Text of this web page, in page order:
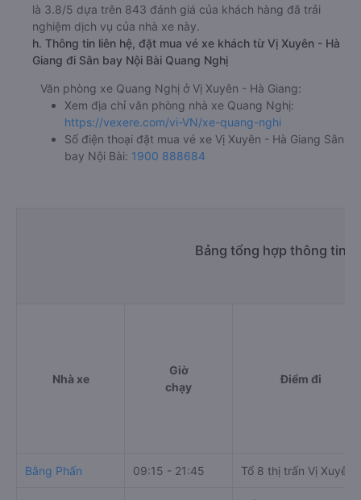
là 3.8/5 dựa trên 843 đánh giá của khách hàng đã trải
nghiệm dịch vụ của nhà xe này.
h. Thông tin liên hệ, đặt mua vé xe khách từ Vị Xuyên - Hà
Giang đi Sân bay Nội Bài Quang Nghị
Văn phòng xe Quang Nghị ở Vị Xuyên - Hà Giang:
Xem địa chỉ văn phòng nhà xe Quang Nghị:
https://vexere.com/vi-VN/xe-quang-nghi
Số điện thoại đặt mua vé xe Vị Xuyên - Hà Giang Sân
bay Nội Bài: 1900 888684
Bảng tổng hợp thông tin
Nhà xe
Giờ
chạy
Điểm đi
Bằng Phấn 09:15 - 21:45 Tổ 8 thị trấn Vị Xuyên